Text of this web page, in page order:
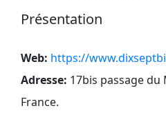
Présentation
Web: https://
Adresse: 17bis passage
France.